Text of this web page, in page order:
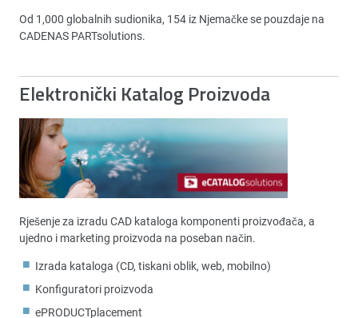
Od 1,000 globalnih sudionika, 154 iz Njemačke se pouzdaje na
CADENAS PARTsolutions.
Elektronički Katalog Proizvoda
Rješenje za izradu CAD kataloga komponenti proizvođača, a
ujedno i marketing proizvoda na poseban način.
Izrada kataloga (CD, tiskani oblik, web, mobilno)
Konfiguratori proizvoda
ePRODUCTplacement